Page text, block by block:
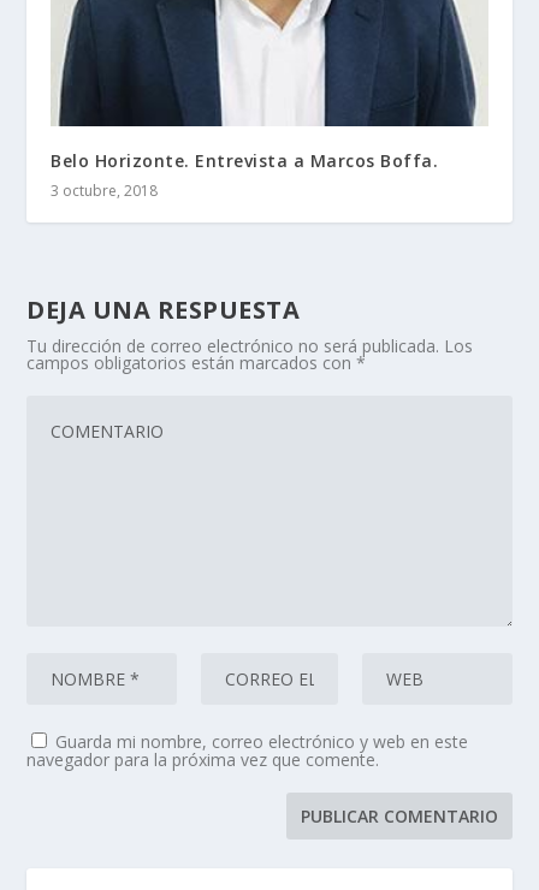
Belo Horizonte. Entrevista a Marcos Boffa.
3 octubre, 2018
DEJA UNA RESPUESTA
Tu dirección de correo electrónico no será publicada. Los
campos obligatorios están marcados con*
Guarda mi nombre, correo electrónico y web en este
navegador para la próxima vez que comente.